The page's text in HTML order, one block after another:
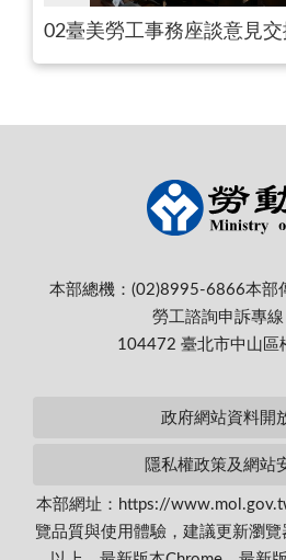
02臺美勞工事務座談意見
本部總機：(02)8995-6866本部
勞工諮詢申訴專
104472 臺北市中山區
政府網站資料開
隱私權政策及網站
本部網址：https://
覽品質與使用體驗，建議更新瀏